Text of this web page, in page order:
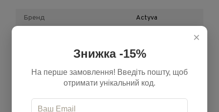
Бренд Actyva
Країна-виробник Італія
Тип продукту Шампунь
×
Знижка -15%
На перше замовлення! Введіть пошту, щоб
отримати унікальний код.